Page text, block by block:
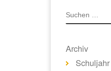
SUCHE
Archiv